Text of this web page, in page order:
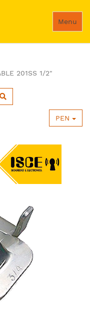
Menu
201SS 1/2"
PEN